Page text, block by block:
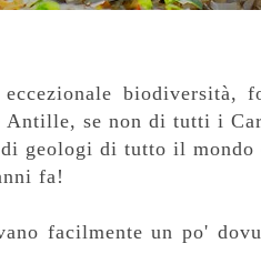
biodiversità,
Antille, se non di tutti i
geologi di tutto il mondo
fa!
facilmente un po'